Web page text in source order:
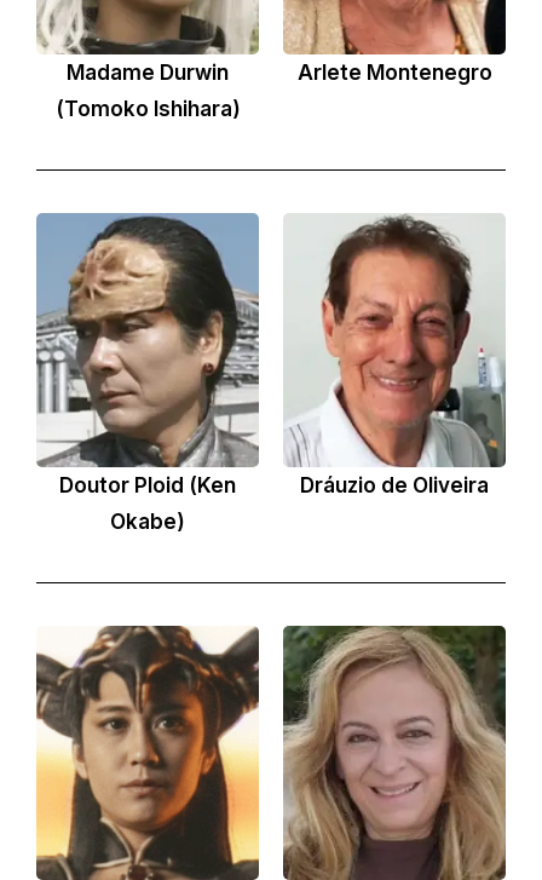
Madame Durwin
(Tomoko Ishihara)
Arlete Montenegro
Doutor Ploid (Ken
Okabe)
Dráuzio de Oliveira